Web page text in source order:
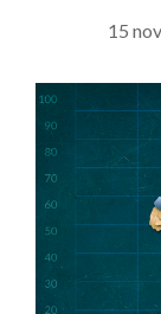
15